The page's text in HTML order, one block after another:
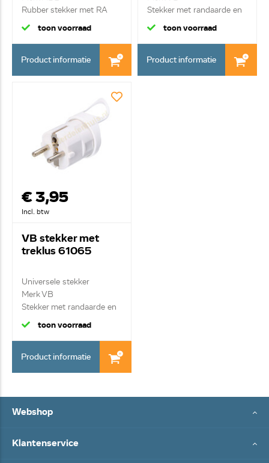
Rubber stekker met RA
toon voorraad
Product informatie
Stekker met randaarde en
trekri...
toon voorraad
Product informatie
€ 3,95
Incl. btw
VB stekker met
treklus 61065
Universele stekker
Merk VB
Stekker met randaarde en
trekri...
toon voorraad
Product informatie
Webshop
Klantenservice